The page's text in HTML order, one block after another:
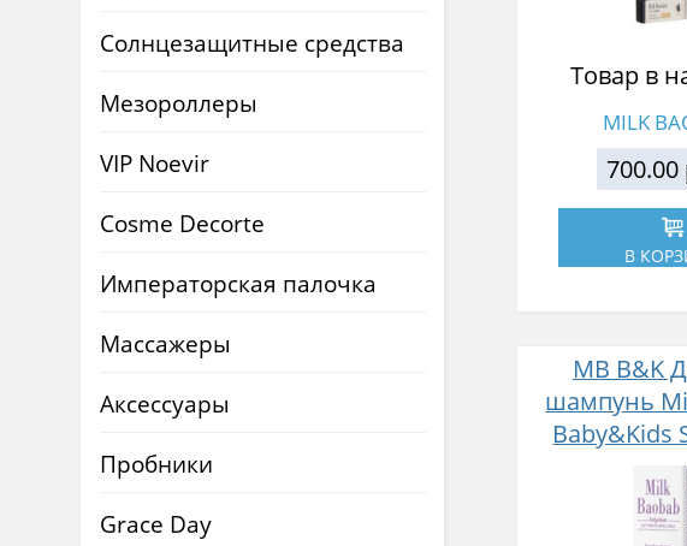
Солнцезащитные средства
Мезороллеры
VIP Noevir
Cosme Decorte
Императорская палочка
Массажеры
Аксессуары
Пробники
Grace Day
Товар в
MILK
700.00
В
MB B&K
шампунь
Baby&Kids